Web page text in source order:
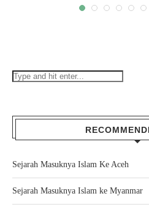
Sejarah Masuknya Islam Ke Aceh
Sejarah Masuknya Islam ke Myanmar